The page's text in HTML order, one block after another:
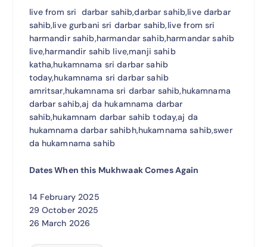
live from sri darbar sahib,darbar sahib,live darbar
sahib,live gurbani sri darbar sahib,live from sri
harmandir sahib,harmandar sahib,harmandar sahib
live,harmandir sahib live,manji sahib
katha,hukamnama sri darbar sahib
today,hukamnama sri darbar sahib
amritsar,hukamnama sri darbar sahib,hukamnama
darbar sahib,aj da hukamnama darbar
sahib,hukamnam darbar sahib today,aj da
hukamnama darbar sahibh,hukamnama sahib,swer
da hukamnama sahib
Dates When this Mukhwaak Comes Again
14 February 2025
29 October 2025
26 March 2026